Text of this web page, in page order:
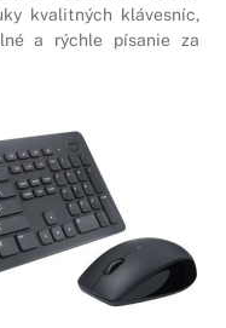
kvalitných klávesníc,
a rýchle písanie za